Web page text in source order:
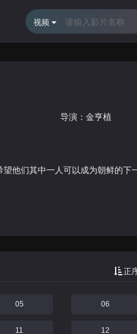
视频
导演：金亨植
他们其中一人可以成为朝鲜的下
正
05 06
11 12